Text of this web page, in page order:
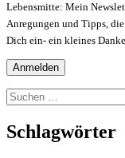
Lebensmitte: Mein
Anregungen und Tipps,
Dich ein- ein kleines
Suchen
nach:
Schlagwörter